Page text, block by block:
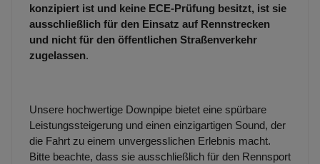
konzipiert ist und keine ECE-Prüfung besitzt, ist sie
ausschließlich für den Einsatz auf Rennstrecken
und nicht für den öffentlichen Straßenverkehr
zugelassen.
Unsere hochwertige Downpipe bietet eine spürbare
Leistungssteigerung und einen einzigartigen Sound, der
die Fahrt zu einem unvergesslichen Erlebnis macht.
Bitte beachte, dass sie ausschließlich für den Rennsport